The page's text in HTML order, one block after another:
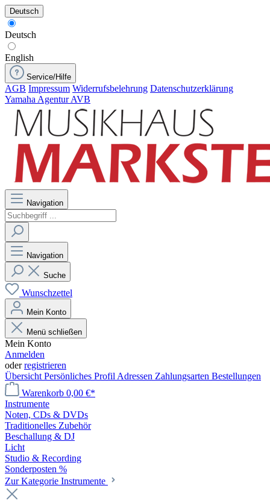
Deutsch
Deutsch
English
Service/Hilfe
AGB Impressum Widerrufsbelehrung Datenschutzerklärung
Yamaha Agentur AVB
Navigation
Navigation
Suche
Wunschzettel
Mein Konto
Menü schließen
Mein Konto
Anmelden
oderregistrieren
Übersicht Persönliches Profil Adressen Zahlungsarten Bestellungen
Warenkorb 0,00 €*
Instrumente
Noten, CDs & DVDs
Traditionelles Zubehör
Beschallung & DJ
Licht
Studio & Recording
Sonderposten %
Zur Kategorie Instrumente